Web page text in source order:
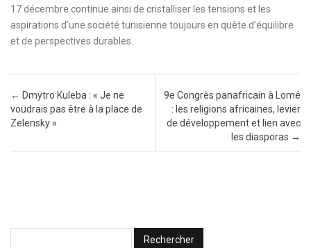
17 décembre continue ainsi de cristalliser les tensions et les
aspirations d’une société tunisienne toujours en quête d’équilibre
et de perspectives durables.
Post navigation
← Dmytro Kuleba : « Je ne
voudrais pas être à la place de
Zelensky »
9e Congrès panafricain à Lomé
: les religions africaines, levier
de développement et lien avec
les diasporas →